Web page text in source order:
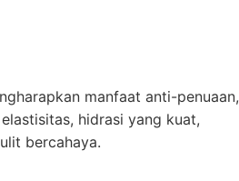
manfaat anti-penuaan,
hidrasi yang kuat,
bercahaya.